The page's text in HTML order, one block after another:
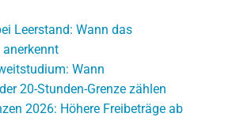
Leerstand: Wann das
Wann
20-Stunden-Grenze zählen
2026: Höhere Freibeträge ab